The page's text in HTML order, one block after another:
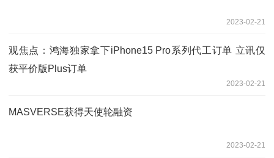
2023-02-21
观焦点：鸿海独家拿下iPhone15 Pro系列代工订单 立讯仅
获平价版Plus订单
2023-02-21
MASVERSE获得天使轮融资
2023-02-21